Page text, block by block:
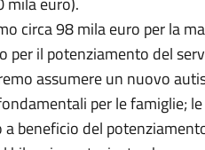
circa 98 mila euro per la
il potenziamento del
assumere un nuovo
per le famiglie;
beneficio del